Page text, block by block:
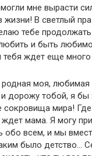
мне вырасти
жизни! В светлый
тебе продолжать
и быть
тебя ждет еще
моя, любимая
дорожу тобой, я бы
сокровища мира!
мама. Я могу
обо всем, и мы
было детство…